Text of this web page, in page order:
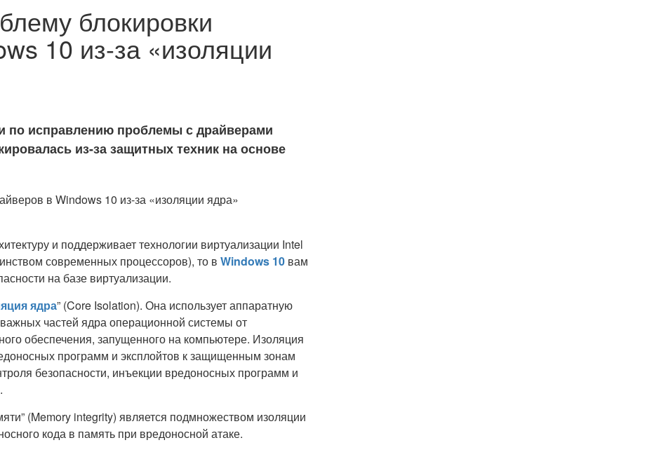
блокировки
10 из-за «изоляции
по исправлению проблемы с драйверами
из-за защитных техник на основе
и поддерживает технологии виртуализации Intel
современных процессоров), то в Windows 10 вам
на базе виртуализации.
ядра” (Core Isolation). Она использует аппаратную
частей ядра операционной системы от
обеспечения, запущенного на компьютере. Изоляция
программ и эксплойтов к защищенным зонам
безопасности, инъекции вредоносных программ и
(Memory integrity) является подмножеством изоляции
кода в память при вредоносной атаке.